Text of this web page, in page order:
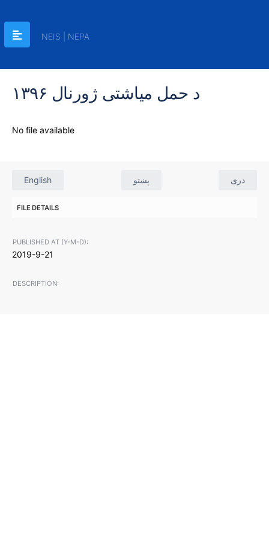
NEIS | NEPA
د حمل میاشتی ژورنال ۱۳۹۶
No file available
English پښتو دری
FILE DETAILS
PUBLISHED AT (Y-M-D):
2019-9-21
DESCRIPTION: